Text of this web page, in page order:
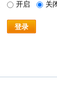
开启 关
登录